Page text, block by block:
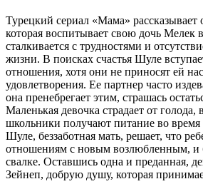
Турецкий сериал «Мама»
которая воспитывает свою дочь Мелек
сталкивается с трудностями и
жизни. В поисках счастья Шуле
отношения, хотя они не приносят ей
удовлетворения. Ее партнер часто
она пренебрегает этим, страшась
Маленькая девочка страдает от голода,
школьники получают питание во
Шуле, беззаботная мать, решает, что
отношениям с новым возлюбленным, и
свалке. Оставшись одна и преданная,
Зейнеп, добрую душу, которая